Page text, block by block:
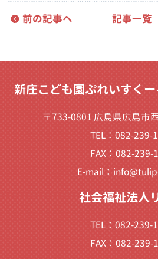
前の記事へ 記事一覧
新庄こども園ぷれいすく
〒733-0801 広島県広島市
TEL：082-239-
FAX：082-239-
E-mail：
社会福祉法人
TEL：082-239-
FAX：082-239-